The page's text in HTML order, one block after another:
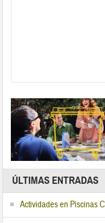
ÚLTIMAS ENTRADAS
Actividades en Piscinas